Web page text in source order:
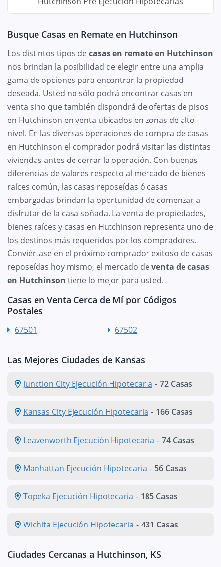
Busque Casas en Remate en Hutchinson
Los distintos tipos decasas en remate en Hutchinson
nos brindan la posibilidad de elegir entre una amplia
gama de opciones para encontrar la propiedad
deseada. Usted no sólo podrá encontrar casas en
venta sino que también dispondrá de ofertas de pisos
en Hutchinson en venta ubicados en zonas de alto
nivel. En las diversas operaciones de compra de casas
en Hutchinson el comprador podrá visitar las distintas
viviendas antes de cerrar la operación. Con buenas
diferencias de valores respecto al mercado de bienes
raíces común, las casas reposeídas ó casas
embargadas brindan la oportunidad de comenzar a
disfrutar de la casa soñada. La venta de propiedades,
bienes raíces y casas en Hutchinson representa uno de
los destinos más requeridos por los compradores.
Conviértase en el próximo comprador exitoso de casas
reposeídas hoy mismo, el mercado deventa de casas
en Hutchinson tiene lo mejor para usted.
Casas en Venta Cerca de Mí por Códigos
Postales
67501 67502
Las Mejores Ciudades de Kansas
Junction City Ejecución Hipotecaria - 72 Casas
Kansas City Ejecución Hipotecaria - 166 Casas
Leavenworth Ejecución Hipotecaria - 74 Casas
Manhattan Ejecución Hipotecaria - 56 Casas
Topeka Ejecución Hipotecaria - 185 Casas
Wichita Ejecución Hipotecaria - 431 Casas
Ciudades Cercanas a Hutchinson, KS